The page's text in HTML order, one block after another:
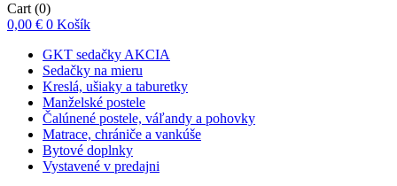
Cart (0)
0,00 € 0 Košík
GKT sedačky AKCIA
Sedačky na mieru
Kreslá, ušiaky a taburetky
Manželské postele
Čalúnené postele, váľandy a pohovky
Matrace, chrániče a vankúše
Bytové doplnky
Vystavené v predajni